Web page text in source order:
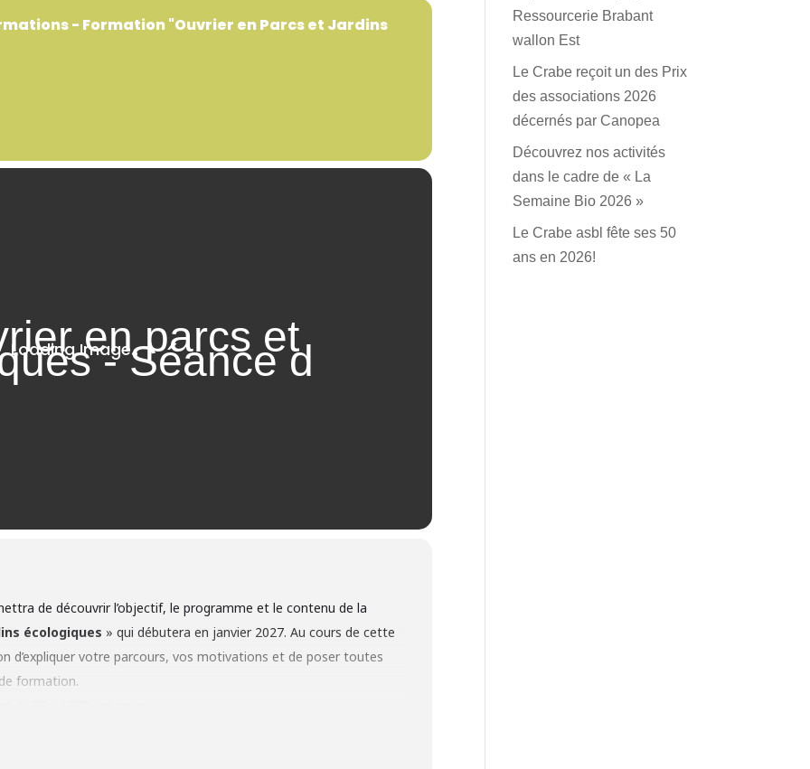
- Formation "Ouvrier en Parcs et Jardins
de découvrir l’objectif, le programme et le contenu de la
écologiques » qui débutera en janvier 2027. Au cours de cette
d’expliquer votre parcours, vos motivations et de poser toutes
formation.
Ressourcerie Brabant
wallon Est
Le Crabe reçoit un des Prix
des associations 2026
décernés par Canopea
Découvrez nos activités
dans le cadre de « La
Semaine Bio 2026 »
Le Crabe asbl fête ses 50
ans en 2026!